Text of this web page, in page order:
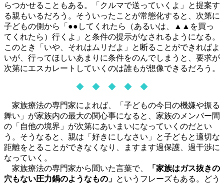
らつかせることもある。「クルマで送っていくよ」と提案す
る親もいるだろう。そういったことが常態化すると、次第に
子どもの側から「●●してくれたら（あるいは、▲▲を買っ
てくれたら）行くよ」と条件の提示がなされるようになる。
このとき「いや、それはムリだよ」と断ることができればよ
いが、行ってほしいあまりに条件をのんでしまうと、要求が
次第にエスカレートしていくのは誰もが想像できるだろう。
◆ ◆ ◆ ◆ ◆
家族療法の専門家によれば、「子どもの今日の機嫌や振る
舞い」が家族内の最大の関心事になると、家族のメンバー間
の「自他の境界」が次第にあいまいになっていくのだとい
う。そうなると、親は「好きにしなさい」と子どもと適切な
距離をとることができなくなり、ますます過保護、過干渉に
なっていく。
家族療法の専門家から聞いた言葉で、
「家族はガス抜きの
穴もない圧力鍋のようなもの」 というフレーズもある。どう